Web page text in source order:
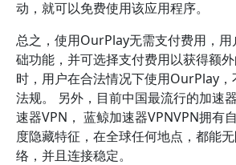
动，就可以免费使用该应用程序。
总之，使用OurPlay无需支付费用，用
础功能，并可选择支付费用以获得额
时，用户在合法情况下使用OurPlay
法规。 另外，目前中国最流行的加速
速器VPN， 蓝鲸加速器VPNVPN拥有
度隐藏特征，在全球任何地点，都能
络，并且连接稳定。